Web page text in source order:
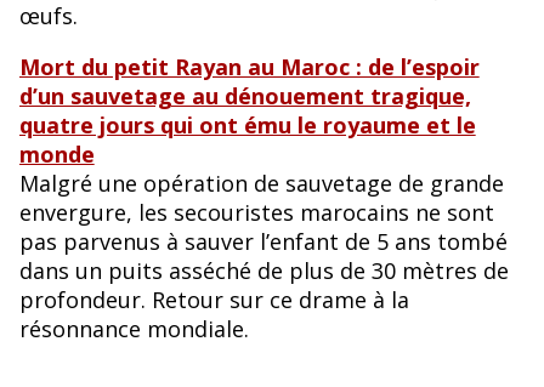
œufs.
Mort du petit Rayan au Maroc : de l’espoir
d’un sauvetage au dénouement tragique,
quatre jours qui ont ému le royaume et le
monde
Malgré une opération de sauvetage de grande
envergure, les secouristes marocains ne sont
pas parvenus à sauver l’enfant de 5 ans tombé
dans un puits asséché de plus de 30 mètres de
profondeur. Retour sur ce drame à la
résonnance mondiale.